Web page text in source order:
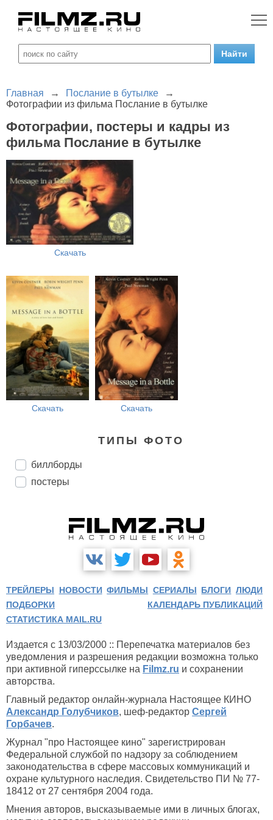
Главная → Послание в бутылке
→
Фотографии из фильма Послание в бутылке
Фотографии, постеры и кадры из
фильма Послание в бутылке
Скачать
Скачать Скачать
ТИПЫ ФОТО
биллборды
постеры
ТРЕЙЛЕРЫ НОВОСТИ ФИЛЬМЫ СЕРИАЛЫ БЛОГИ ЛЮДИ
ПОДБОРКИ
КАЛЕНДАРЬ ПУБЛИКАЦИЙ
СТАТИСТИКА MAIL.RU
Издается с 13/03/2000 :: Перепечатка материалов без
уведомления и разрешения редакции возможна только
при активной гиперссылке на Filmz.ru и сохранении
авторства.
Главный редактор онлайн-журнала Настоящее КИНО
Александр Голубчиков, шеф-редактор Сергей
Горбачев.
Журнал "про Настоящее кино" зарегистрирован
Федеральной службой по надзору за соблюдением
законодательства в сфере массовых коммуникаций и
охране культурного наследия. Свидетельство ПИ № 77-
18412 от 27 сентября 2004 года.
Мнения авторов, высказываемые ими в личных блогах,